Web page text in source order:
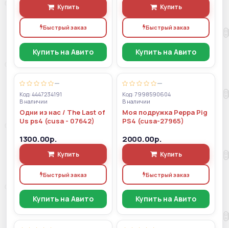
Купить
Быстрый заказ
Купить на Авито
Купить
Быстрый заказ
Купить на Авито
—
Код: 4447234191
В наличии
Одни из нас / The Last of
Us ps4 (cusa - 07642)
1300.00р.
Купить
Быстрый заказ
Купить на Авито
—
Код: 7998590604
В наличии
Моя подружка Peppa Pig
PS4 (cusa-27965)
2000.00р.
Купить
Быстрый заказ
Купить на Авито